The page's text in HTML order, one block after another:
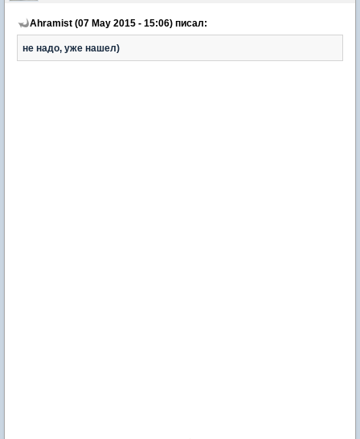
Ahramist (07 May 2015 - 15:06) писал:
не надо, уже нашел)